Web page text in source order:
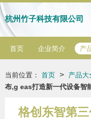
杭州竹子科技有限公司
首页 企业简介 产
当前位置： 首页 > 产品大
布,g eas打造新一代设备智
格创东智第